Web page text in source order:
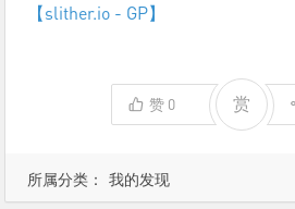
所属分类： 我的发现
【slither.io - GP】
赞 0 赏